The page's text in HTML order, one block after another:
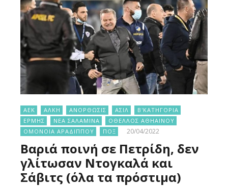
ΑΕΚ ΑΛΚΗ ΑΝΟΡΘΩΣΙΣ ΑΣΙΛ
Β'ΚΑΤΗΓΟΡΙΑ
ΕΡΜΗΣ
ΝΕΑ ΣΑΛΑΜΙΝΑ
ΟΘΕΛΛΟΣ ΑΘΗΑΙΝΟΥ
ΟΜΟΝΟΙΑ ΑΡΑΔΙΠΠΟΥ
ΠΟΞ 20/04/2022
Βαριά ποινή σε Πετρίδη, δεν
γλίτωσαν Ντογκαλά και
Σάβιτς (όλα τα πρόστιμα)